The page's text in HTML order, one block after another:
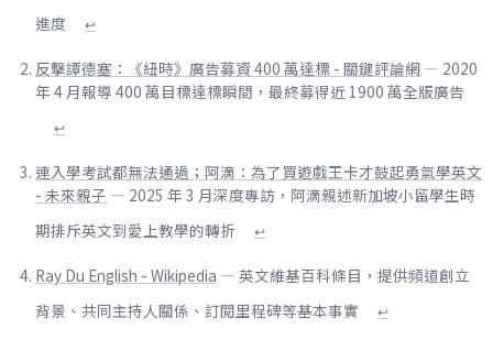
進度
↩
反擊譚德塞：《紐時》廣告募資 400 萬達標 - 關鍵評論網 — 2020
年 4 月報導 400 萬目標達標瞬間，最終募得近 1900 萬全版廣告
↩
連入學考試都無法通過；阿滴：為了買遊戲王卡才鼓起勇氣學英文
- 未來親子 — 2025 年 3 月深度專訪，阿滴親述新加坡小留學生時
期排斥英文到愛上教學的轉折
↩
Ray Du English - Wikipedia — 英文維基百科條目，提供頻道創立
背景、共同主持人關係、訂閱里程碑等基本事實
↩